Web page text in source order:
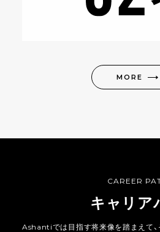
MORE
CAREER
キャリア
Ashantiでは目指す将来像を踏まえて、